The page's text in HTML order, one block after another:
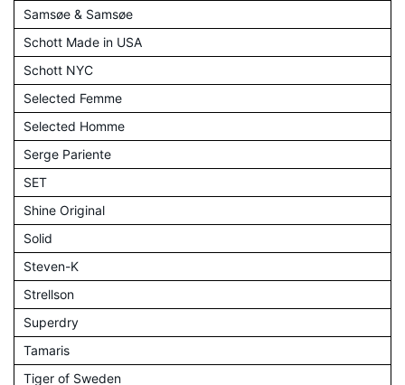
Samsøe & Samsøe
Schott Made in USA
Schott NYC
Selected Femme
Selected Homme
Serge Pariente
SET
Shine Original
Solid
Steven-K
Strellson
Superdry
Tamaris
Tiger of Sweden